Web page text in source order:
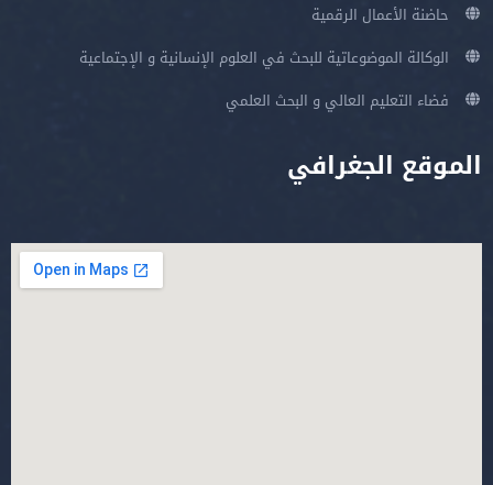
حاضنة الأعمال الرقمية
الوكالة الموضوعاتية للبحث في العلوم الإنسانية و الإجتماعية
فضاء التعليم العالي و البحث العلمي
الموقع الجغرافي